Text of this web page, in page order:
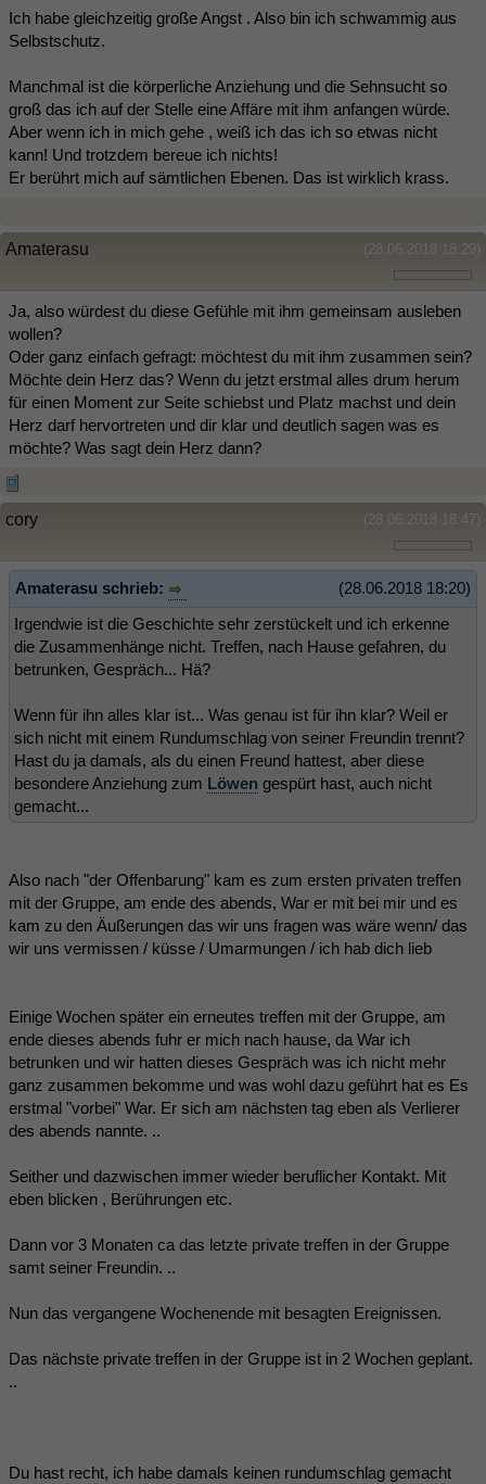
Ich habe gleichzeitig große Angst . Also bin ich schwammig aus
Selbstschutz.
Manchmal ist die körperliche Anziehung und die Sehnsucht so
groß das ich auf der Stelle eine Affäre mit ihm anfangen würde.
Aber wenn ich in mich gehe , weiß ich das ich so etwas nicht
kann! Und trotzdem bereue ich nichts!
Er berührt mich auf sämtlichen Ebenen. Das ist wirklich krass.
(28.06.2018 18:29)
Amaterasu
Ja, also würdest du diese Gefühle mit ihm gemeinsam ausleben
wollen?
Oder ganz einfach gefragt: möchtest du mit ihm zusammen sein?
Möchte dein Herz das? Wenn du jetzt erstmal alles drum herum
für einen Moment zur Seite schiebst und Platz machst und dein
Herz darf hervortreten und dir klar und deutlich sagen was es
möchte? Was sagt dein Herz dann?
(28.06.2018 18:47)
cory
(28.06.2018 18:20)
Amaterasu schrieb:
Irgendwie ist die Geschichte sehr zerstückelt und ich erkenne
die Zusammenhänge nicht. Treffen, nach Hause gefahren, du
betrunken, Gespräch... Hä?
Wenn für ihn alles klar ist... Was genau ist für ihn klar? Weil er
sich nicht mit einem Rundumschlag von seiner Freundin trennt?
Hast du ja damals, als du einen Freund hattest, aber diese
besondere Anziehung zum Löwen gespürt hast, auch nicht
gemacht...
Also nach "der Offenbarung" kam es zum ersten privaten treffen
mit der Gruppe, am ende des abends, War er mit bei mir und es
kam zu den Äußerungen das wir uns fragen was wäre wenn/ das
wir uns vermissen / küsse / Umarmungen / ich hab dich lieb
Einige Wochen später ein erneutes treffen mit der Gruppe, am
ende dieses abends fuhr er mich nach hause, da War ich
betrunken und wir hatten dieses Gespräch was ich nicht mehr
ganz zusammen bekomme und was wohl dazu geführt hat es Es
erstmal "vorbei" War. Er sich am nächsten tag eben als Verlierer
des abends nannte. ..
Seither und dazwischen immer wieder beruflicher Kontakt. Mit
eben blicken , Berührungen etc.
Dann vor 3 Monaten ca das letzte private treffen in der Gruppe
samt seiner Freundin. ..
Nun das vergangene Wochenende mit besagten Ereignissen.
Das nächste private treffen in der Gruppe ist in 2 Wochen geplant.
..
Du hast recht, ich habe damals keinen rundumschlag gemacht